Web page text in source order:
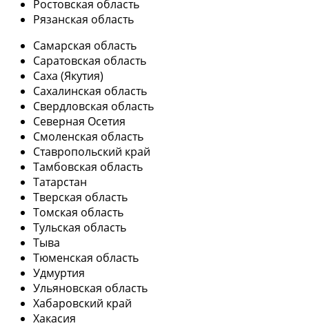
Ростовская область
Рязанская область
Самарская область
Саратовская область
Саха (Якутия)
Сахалинская область
Свердловская область
Северная Осетия
Смоленская область
Ставропольский край
Тамбовская область
Татарстан
Тверская область
Томская область
Тульская область
Тыва
Тюменская область
Удмуртия
Ульяновская область
Хабаровский край
Хакасия